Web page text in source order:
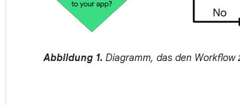
Abbildung 1. Diagramm, das den